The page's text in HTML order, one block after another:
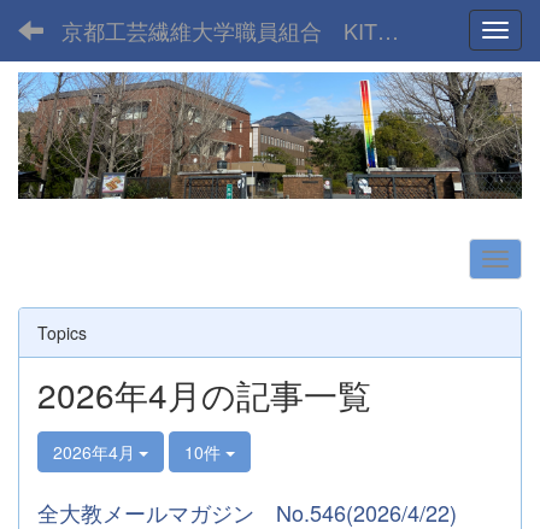
京都工芸繊維大学職員組合 KIT UNION
Topics
2026年4月の記事一覧
2026年4月 10件
全大教メールマガジン No.546(2026/4/22)